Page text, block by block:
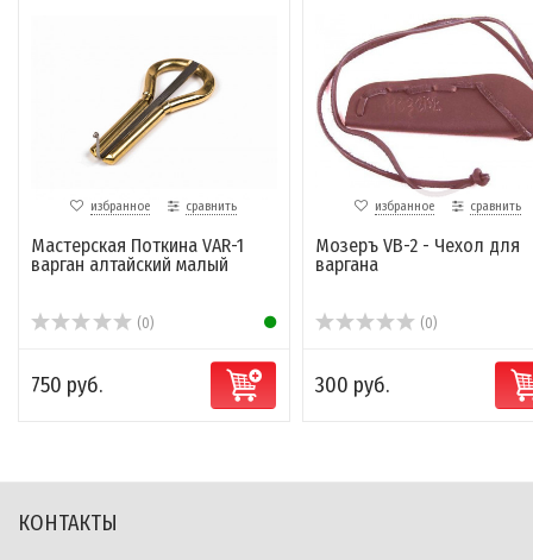
избранное сравнить
Мастерская Поткина VAR-1
варган алтайский малый
(0)
750 руб.
избранное сравнить
Мозеръ VB-2 - Чехол для
варгана
(0)
300 руб.
КОНТАКТЫ